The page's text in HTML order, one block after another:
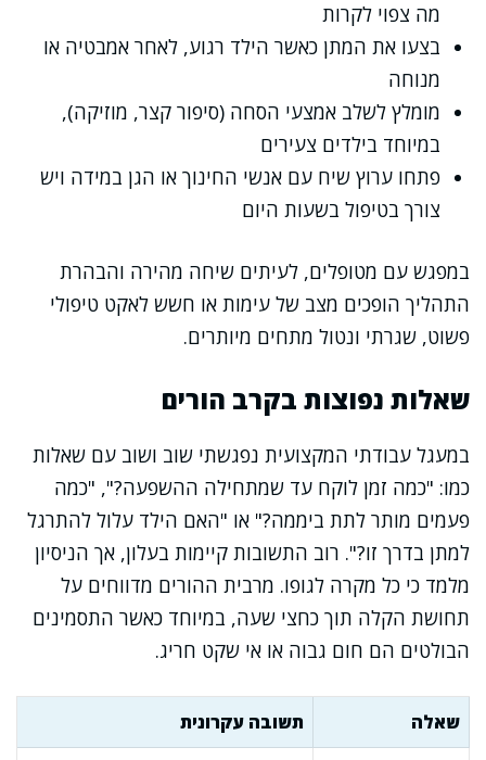
מה צפוי לקרות
בצעו את המתן כאשר הילד רגוע, לאחר אמבטיה או
מנוחה
מומלץ לשלב אמצעי הסחה (סיפור קצר, מוזיקה),
במיוחד בילדים צעירים
פתחו ערוץ שיח עם אנשי החינוך או הגן במידה ויש
צורך בטיפול בשעות היום
במפגש עם מטופלים, לעיתים שיחה מהירה והבהרת
התהליך הופכים מצב של עימות או חשש לאקט טיפולי
פשוט, שגרתי ונטול מתחים מיותרים.
שאלות נפוצות בקרב הורים
במעגל עבודתי המקצועית נפגשתי שוב ושוב עם שאלות
כמו: "כמה זמן לוקח עד שמתחילה ההשפעה?", "כמה
פעמים מותר לתת ביממה?" או "האם הילד עלול להתרגל
למתן בדרך זו?". רוב התשובות קיימות בעלון, אך הניסיון
מלמד כי כל מקרה לגופו. מרבית ההורים מדווחים על
תחושת הקלה תוך כחצי שעה, במיוחד כאשר התסמינים
הבולטים הם חום גבוה או אי שקט חריג.
שאלה תשובה עקרונית